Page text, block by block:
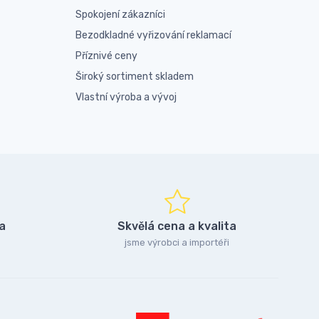
Spokojení zákazníci
Bezodkladné vyřizování reklamací
Příznivé ceny
Široký sortiment skladem
Vlastní výroba a vývoj
Skvělá cena a kvalita
jsme výrobci a importéři